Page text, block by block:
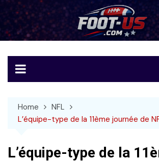
to
content
Foot-
Le football américain en français
Home
NFL
L’équipe-type de la 11ème journée de
L’équipe-type de la